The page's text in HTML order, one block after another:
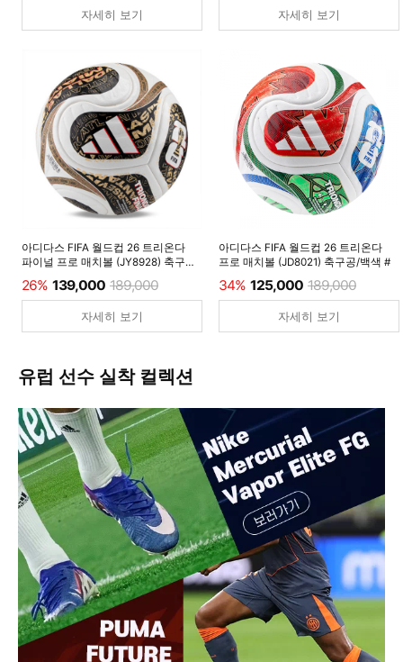
자세히 보기 자세히 보기
아디다스 FIFA 월드컵 26 트리온다
파이널 프로 매치볼 (JY8928) 축구공/
26% 139,000 189,000
자세히 보기
아디다스 FIFA 월드컵 26 트리온다
프로 매치볼 (JD8021) 축구공/백색 #
34% 125,000 189,000
자세히 보기
유럽 선수 실착 컬렉션